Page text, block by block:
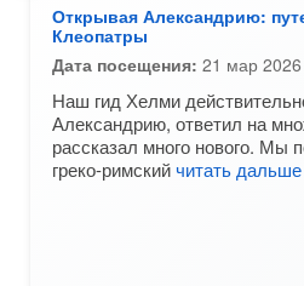
Открывая Александрию:
Клеопатры
Дата посещения: 21 мар 2026
Наш гид Хелми
Александрию, ответил на
рассказал много нового. Мы
греко-римскийчитать дальше